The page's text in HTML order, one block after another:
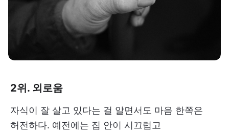
2위. 외로움
자식이 잘 살고 있다는 걸 알면서도 마음 한쪽은
허전하다. 예전에는 집 안이 시끄럽고